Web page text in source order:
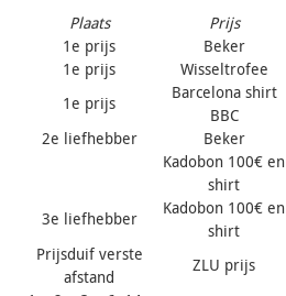
Plaats
Prijs
1e prijs
Beker
1e prijs
Wisseltrofee
1e prijs
Barcelona shirt
BBC
2e liefhebber
Beker
Kadobon 100€ en
shirt
3e liefhebber
Kadobon 100€ en
shirt
Prijsduif verste
afstand
ZLU prijs